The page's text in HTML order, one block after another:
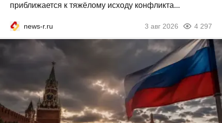
приближается к тяжёлому исходу конфликта...
news-r.ru 3 авг 2026 4 297